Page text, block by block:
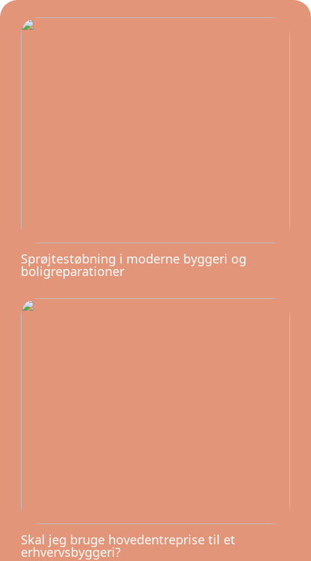
Sprøjtestøbning i moderne byggeri og
boligreparationer
Skal jeg bruge hovedentreprise til et
erhvervsbyggeri?